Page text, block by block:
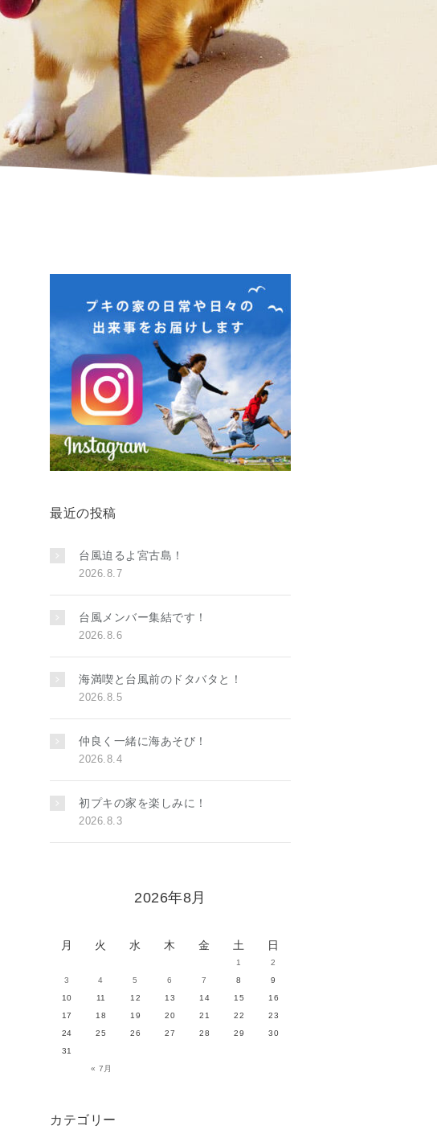
最近の投稿
台風迫るよ宮古島！
2026.8.7
台風メンバー集結です！
2026.8.6
海満喫と台風前のドタバタと！
2026.8.5
仲良く一緒に海あそび！
2026.8.4
初プキの家を楽しみに！
2026.8.3
2026年8月
月 火 水 木 金 土 日
« 7月
1
2
3
4 5 6 7 8
9
10
11 12 13 14 15
16
17
18 19 20 21 22
23
24
25 26 27 28 29
30
31
カテゴリー